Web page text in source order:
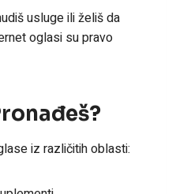
usluge ili želiš da
oglasi su pravo
iz različitih oblasti: